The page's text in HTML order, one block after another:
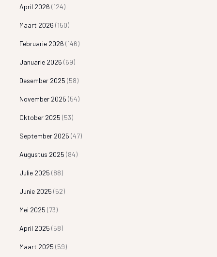
April 2026 (124)
Maart 2026 (150)
Februarie 2026 (146)
Januarie 2026 (69)
Desember 2025 (58)
November 2025 (54)
Oktober 2025 (53)
September 2025 (47)
Augustus 2025 (84)
Julie 2025 (88)
Junie 2025 (52)
Mei 2025 (73)
April 2025 (58)
Maart 2025 (59)